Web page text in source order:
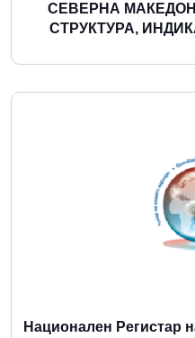
СЕВЕРНА
СТРУКТУРА,
Национален Регистар